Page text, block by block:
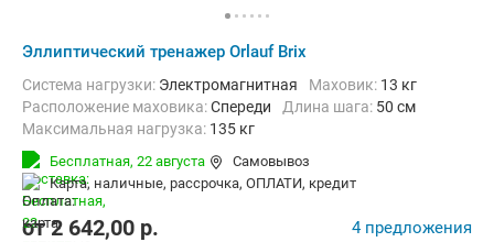
Эллиптический тренажер Orlauf Brix
Система нагрузки: Электромагнитная Маховик: 13 кг
Расположение маховика:Спереди Длина шага: 50 см
Максимальная нагрузка: 135 кг
Бесплатная, 22 августа
Самовывоз
карта, наличные, рассрочка, ОПЛАТИ, кредит
от2 642,00 p. 4 предложения